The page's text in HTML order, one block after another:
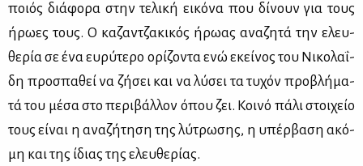
ποιός διά­φο­ρα στην τε­λι­κή ει­κό­να που δί­νουν για τους
ήρω­ες τους. Ο κα­ζαν­τζα­κι­κός ήρω­ας ανα­ζη­τά την ελευ­
θε­ρία σε ένα ευ­ρύ­τε­ρο ορί­ζο­ντα ενώ εκεί­νος του Νι­κο­λα­ΐ­
δη προ­σπα­θεί να ζή­σει και να λύ­σει τα τυ­χόν προ­βλή­μα­
τά του μέ­σα στο πε­ρι­βάλ­λον όπου ζει. Κοι­νό πά­λι στοι­χείο
τους εί­ναι η ανα­ζή­τη­ση της λύ­τρω­σης, η υπέρ­βα­ση ακό­
μη και της ίδιας της ελευ­θε­ρί­ας.